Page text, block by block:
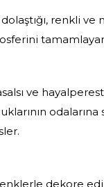
renkli
ve
dekore